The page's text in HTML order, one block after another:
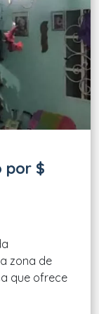
por $
zona de
que ofrece